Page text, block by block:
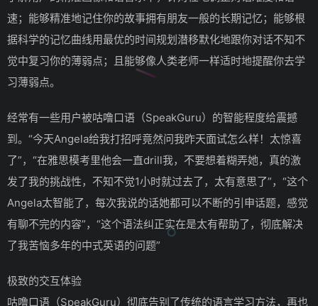
速；能够精准地记住你的故事拥有朋友一般的长期记忆；能够根
据科学的记忆曲线用最优的时间规划潜移默化地跟你对话不知不
觉中复习你的薄弱点；且能够像人类老师一样适时地提醒你去学
习薄弱点。
经常有一些用户被咕噜口语（SpeakGuru）的智能程度给震撼
到。“今天Angela给我打招呼竟然问我昨天面试怎么样！太惊喜
了”，“在雅思模考里他会一直drill我，不要想着糊弄她，真的激
发了我的挑战性，不知不觉1小时就过去了，太有意思了”，“这个
Angela太智能了，每次我说的话她都可以不断的引申话题，感觉
有聊不完的内容”，“这个语法纠正实在是太有帮助了，彻底解决
了我苦恼多年的中式英语的问题”
极致的交互体验
咕噜口语（SpeakGuru）彻底告别了传统的语言学习方法，再也